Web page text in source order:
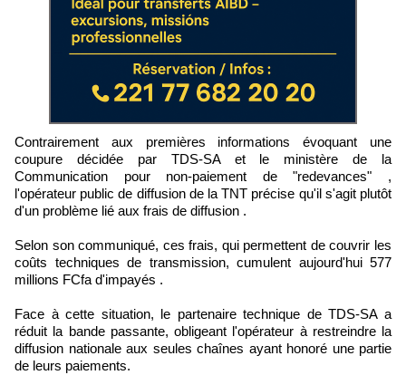
Contrairement aux premières informations évoquant une
coupure décidée par TDS-SA et le ministère de la
Communication pour non-paiement de "redevances" ,
l'opérateur public de diffusion de la TNT précise qu'il s'agit plutôt
d'un problème lié aux frais de diffusion .
Selon son communiqué, ces frais, qui permettent de couvrir les
coûts techniques de transmission, cumulent aujourd'hui 577
millions FCfa d'impayés .
Face à cette situation, le partenaire technique de TDS-SA a
réduit la bande passante, obligeant l'opérateur à restreindre la
diffusion nationale aux seules chaînes ayant honoré une partie
de leurs paiements.